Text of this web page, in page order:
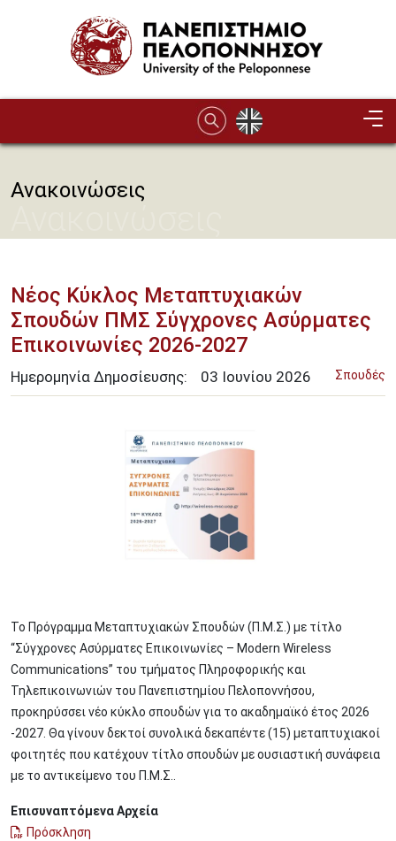
Ανακοινώσεις
Νέος Κύκλος Μεταπτυχιακών
Σπουδών ΠΜΣ Σύγχρονες Ασύρματες
Επικοινωνίες 2026-2027
Σπουδές
Ημερομηνία Δημοσίευσης: 03 Ιουνίου 2026
To Πρόγραμμα Μεταπτυχιακών Σπουδών (Π.Μ.Σ.) με τίτλο
“Σύγχρονες Ασύρματες Επικοινωνίες – Modern Wireless
Communications” του τμήματος Πληροφορικής και
Τηλεπικοινωνιών του Πανεπιστημίου Πελοποννήσου,
προκηρύσσει νέο κύκλο σπουδών για το ακαδημαϊκό έτος 2026
-2027. Θα γίνουν δεκτοί συνολικά δεκαπέντε (15) μεταπτυχιακοί
φοιτητές που κατέχουν τίτλο σπουδών με ουσιαστική συνάφεια
με το αντικείμενο του Π.Μ.Σ..
Επισυναπτόμενα Αρχεία
Πρόσκληση